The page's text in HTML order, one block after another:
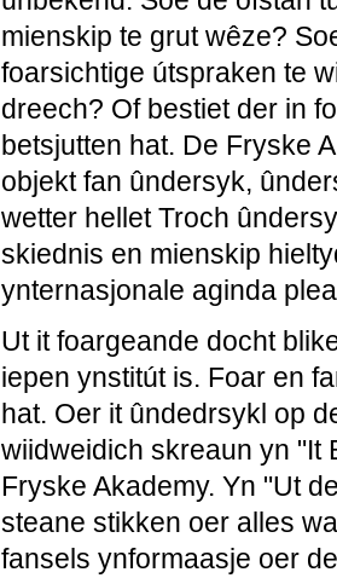
mienskip te grut wêze?
foarsichtige útspraken te
dreech? Of bestiet der in
betsjutten hat. De Fryske
objekt fan ûndersyk,
wetter hellet Troch
skiednis en mienskip
ynternasjonale aginda
Ut it foargeande docht
iepen ynstitút is. Foar en
hat. Oer it ûndedrsykl op
wiidweidich skreaun yn "It
Fryske Akademy. Yn "Ut
steane stikken oer alles
fansels ynformaasje oer